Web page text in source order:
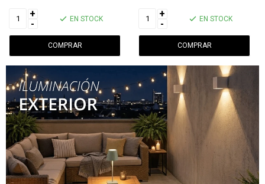
+
-
EN STOCK
+
-
EN STOCK